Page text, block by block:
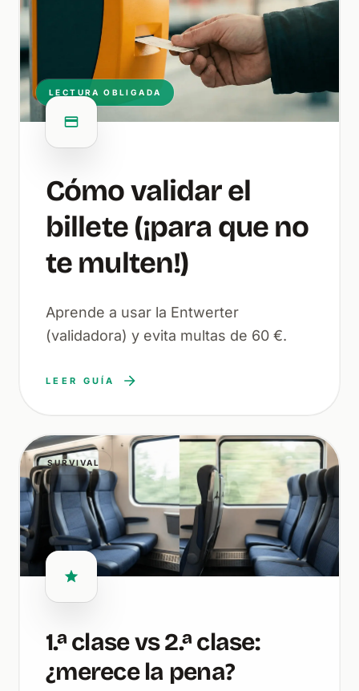
LECTURA OBLIGADA
Cómo validar el
billete (¡para que no
te multen!)
Aprende a usar la Entwerter
(validadora) y evita multas de 60 €.
LEER GUÍA
SURVIVAL
1.ª clase vs 2.ª clase:
¿merece la pena?